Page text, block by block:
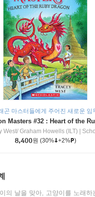
곤 마스터들에게 주어진 새로운 임
West/ Graham Howells (ILT)
8,400원 (30% +2% )
의 날을 맞아, 고양이를 노래하